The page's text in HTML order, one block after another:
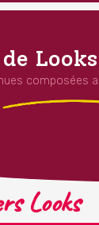
composées
Looks